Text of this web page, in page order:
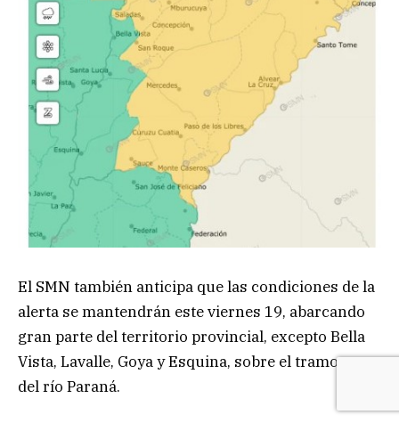
El SMN también anticipa que las condiciones de la
alerta se mantendrán este viernes 19, abarcando
gran parte del territorio provincial, excepto Bella
Vista, Lavalle, Goya y Esquina, sobre el tramo sur
del río Paraná.